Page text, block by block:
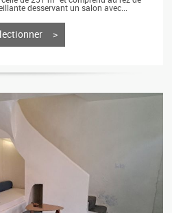
desservant un salon avec...
>